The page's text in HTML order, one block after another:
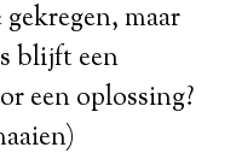
maar
blijft een
een oplossing?